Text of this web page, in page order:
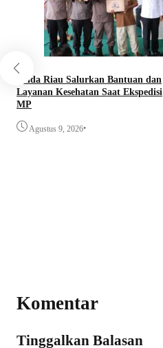
Polda Riau Salurkan Bantuan dan
Layanan Kesehatan Saat Ekspedisi
MP
Agustus 9, 2026•
Komentar
Tinggalkan Balasan